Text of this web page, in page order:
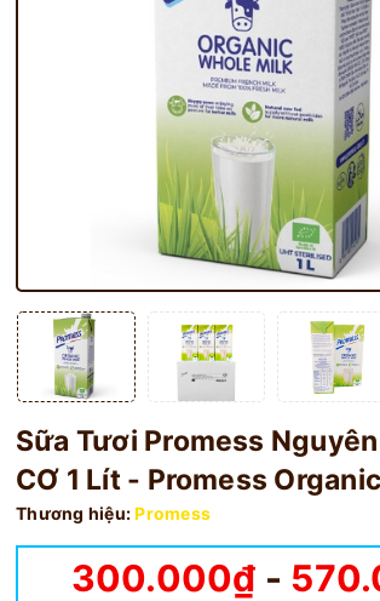
Sữa Tươi Promess
CƠ 1 Lít - Promess Organic
Thương hiệu:Promess
300.000₫ -